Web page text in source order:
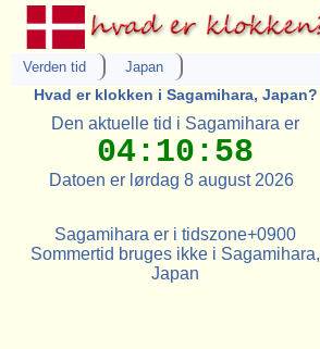
Verden tid Japan
Hvad er klokken i Sagamihara, Japan?
Den aktuelle tid i Sagamihara er
04:10:58
Datoen er lørdag 8 august 2026
Sagamihara er i tidszone+0900
Sommertid bruges ikke i Sagamihara,
Japan